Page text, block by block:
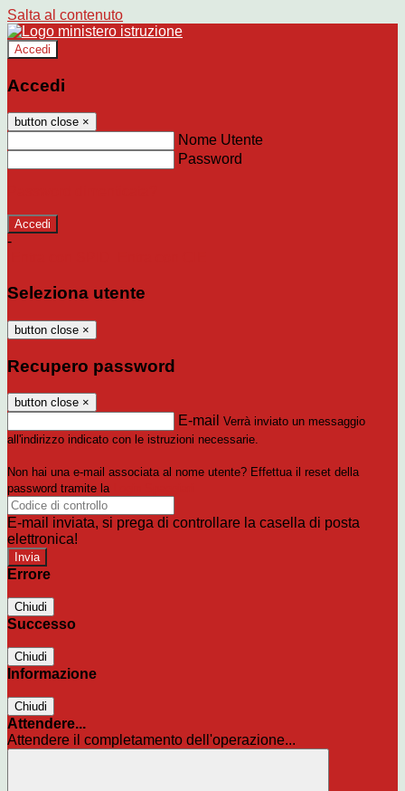
Salta al contenuto
Accedi
Accedi
button close ×
Nome Utente
Password
-
Seleziona utente
button close ×
Recupero password
button close ×
E-mail Verrà inviato un messaggio
all'indirizzo indicato con le istruzioni necessarie.
Non hai una e-mail associata al nome utente? Effettua il reset della
password tramite la
E-mail inviata, si prega di controllare la casella di posta
elettronica!
Errore
Chiudi
Successo
Chiudi
Informazione
Chiudi
Attendere...
Attendere il completamento dell'operazione...